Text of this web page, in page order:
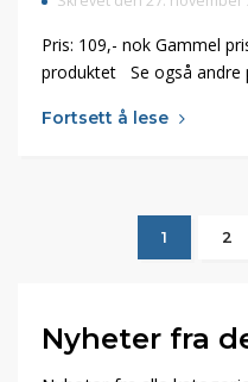
Pris: 109,- nok Gammel
produktet Se også andre
Fortsett å lese
1 2
Nyheter fra